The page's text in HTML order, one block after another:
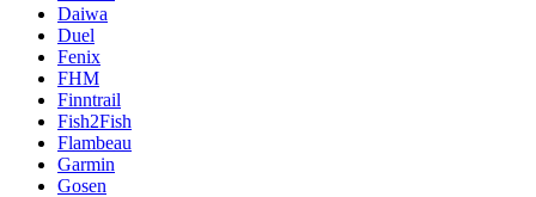
Daiwa
Duel
Fenix
FHM
Finntrail
Fish2Fish
Flambeau
Garmin
Gosen